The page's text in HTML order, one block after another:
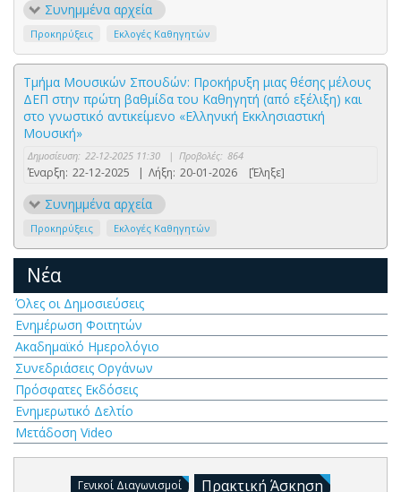
Συνημμένα αρχεία
Προκηρύξεις Εκλογές Καθηγητών
Τμήμα Μουσικών Σπουδών: Προκήρυξη μιας θέσης μέλους
ΔΕΠ στην πρώτη βαθμίδα του Καθηγητή (από εξέλιξη) και
στο γνωστικό αντικείμενο «Ελληνική Εκκλησιαστική
Μουσική»
Δημοσίευση: 22-12-2025 11:30 | Προβολές: 864
Έναρξη: 22-12-2025 | Λήξη: 20-01-2026 [Έληξε]
Συνημμένα αρχεία
Προκηρύξεις Εκλογές Καθηγητών
Νέα
Όλες οι Δημοσιεύσεις
Ενημέρωση Φοιτητών
Ακαδημαϊκό Ημερολόγιο
Συνεδριάσεις Οργάνων
Πρόσφατες Εκδόσεις
Ενημερωτικό Δελτίο
Μετάδοση Video
Γενικοί Διαγωνισμοί Πρακτική Άσκηση